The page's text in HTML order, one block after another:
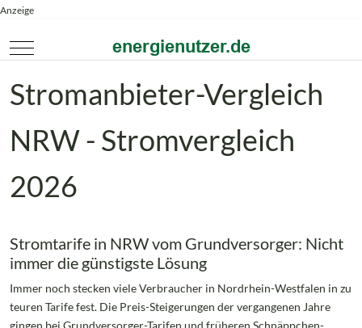
Anzeige
Mobile Menu Toggle
Stromanbieter-Vergleich
NRW - Stromvergleich
2026
Stromtarife in NRW vom Grundversorger: Nicht
immer die günstigste Lösung
Immer noch stecken viele Verbraucher in Nordrhein-Westfalen in zu
teuren Tarife fest. Die Preis-Steigerungen der vergangenen Jahre